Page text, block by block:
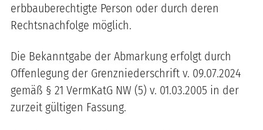
erbbauberechtigte Person oder durch deren
Rechtsnachfolge möglich.
Die Bekanntgabe der Abmarkung erfolgt durch
Offenlegung der Grenzniederschrift v. 09.07.2024
gemäß § 21 VermKatG NW (5) v. 01.03.2005 in der
zurzeit gültigen Fassung.